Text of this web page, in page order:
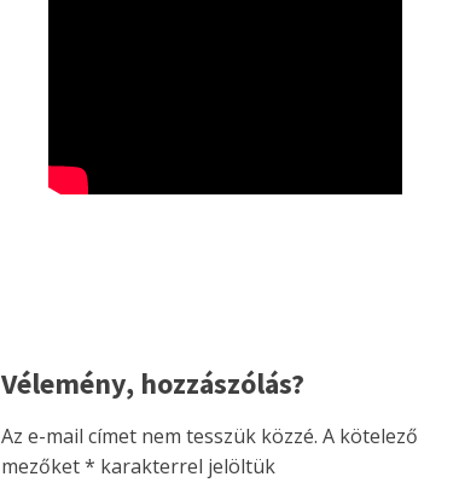
Vélemény, hozzászólás?
Az e-mail címet nem tesszük közzé. A kötelező
mezőket* karakterrel jelöltük